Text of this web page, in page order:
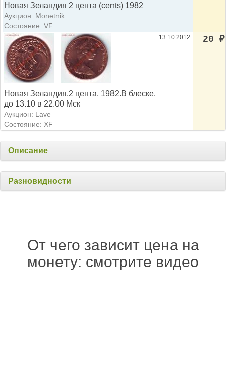
Новая Зеландия 2 цента (cents) 1982
Аукцион: Monetnik
Состояние: VF
Новая Зеландия.2 цента. 1982.В блеске.
до 13.10 в 22.00 Мск
Аукцион: Lave
Состояние: XF
13.10.2012 20 ₽
Описание
Разновидности
От чего зависит цена на
монету: смотрите видео